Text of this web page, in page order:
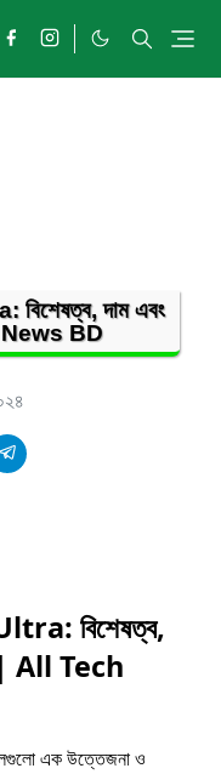
দাম এবং
News BD
বিশেষত্ব,
| All Tech
এক উত্তেজনা ও